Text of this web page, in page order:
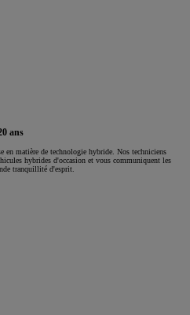
ans
en matière de technologie hybride. Nos techniciens
hybrides d'occasion et vous communiquent les
tranquillité d'esprit.